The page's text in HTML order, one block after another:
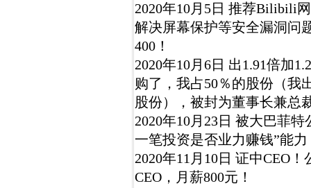
2020年10月5日 推荐Bilibili
解决屏幕保护等安全漏洞问
400！
2020年10月6日 出1.91倍加
购了，我占50％的股份（我
股份），被封为董事长兼总
2020年10月23日 被大巴菲
一笔投资是否业力赚钱”能力
2020年11月10日 证中CEO
CEO，月薪800元！